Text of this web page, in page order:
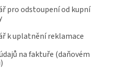
pro odstoupení od kupní
k uplatnění reklamace
na faktuře (daňovém